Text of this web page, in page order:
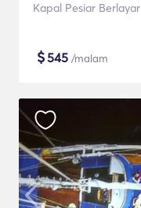
Kapal Pesiar Berlayar
$545 /malam